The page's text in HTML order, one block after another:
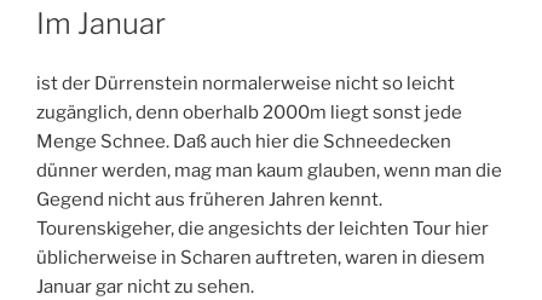
AM
Im Januar
ist der Dürrenstein normalerweise nicht so leicht
zugänglich, denn oberhalb 2000m liegt sonst jede
Menge Schnee. Daß auch hier die Schneedecken
dünner werden, mag man kaum glauben, wenn man die
Gegend nicht aus früheren Jahren kennt.
Tourenskigeher, die angesichts der leichten Tour hier
üblicherweise in Scharen auftreten, waren in diesem
Januar gar nicht zu sehen.